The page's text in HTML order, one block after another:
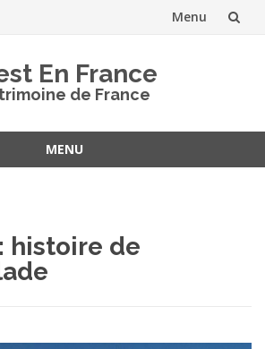
Menu
En France
de France
MENU
histoire de